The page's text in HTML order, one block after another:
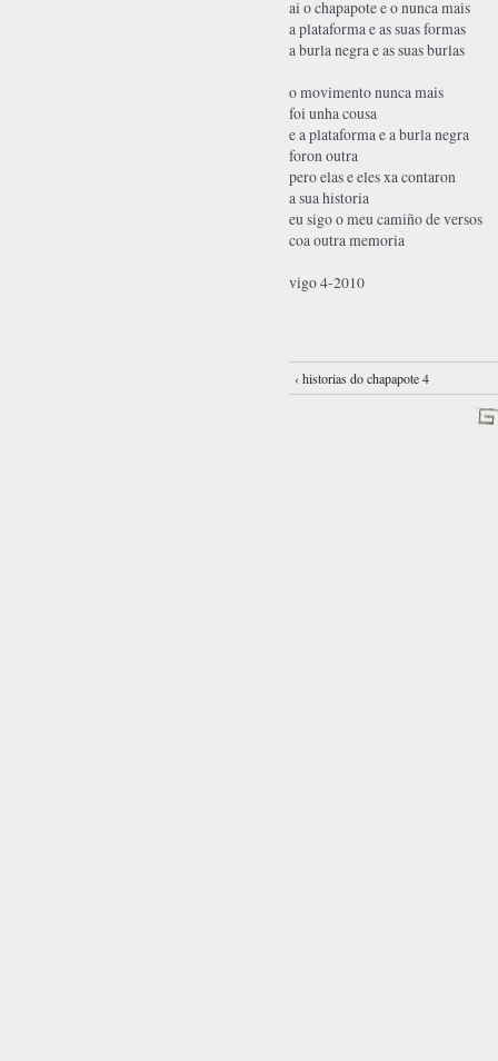
ai o chapapote e o nunca mais
a plataforma e as suas formas
a burla negra e as suas burlas
o movimento nunca mais
foi unha cousa
e a plataforma e a burla negra
foron outra
pero elas e eles xa contaron
a sua historia
eu sigo o meu camiño de versos
coa outra memoria
vigo 4-2010
-
‹ historias do chapapote 4